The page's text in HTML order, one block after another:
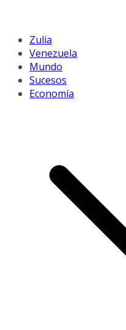
Zulia
Venezuela
Mundo
Sucesos
Economía